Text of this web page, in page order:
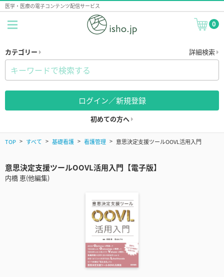
医学・医療の電子コンテンツ配信サービス
0
カテゴリー 詳細検索
ログイン／新規登録
初めての方へ
TOP すべて 基礎看護 看護管理 意思決定支援ツールOOVL活用入門
意思決定支援ツールOOVL活用入門【電子版】
内橋 恵(他編集)